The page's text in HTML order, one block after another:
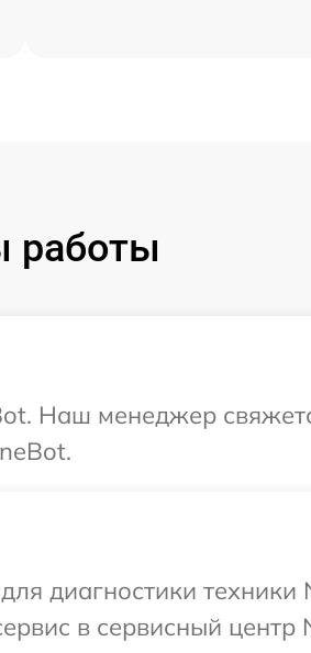
работы
Наш менеджер
диагностики
в сервисный центр